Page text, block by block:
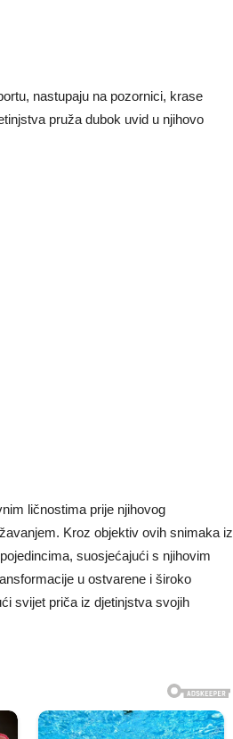
nastupaju na pozornici, krase
pruža dubok uvid u njihovo
ličnostima prije njihovog
Kroz objektiv ovih snimaka iz
suosjećajući s njihovim
u ostvarene i široko
svijet priča iz djetinjstva svojih